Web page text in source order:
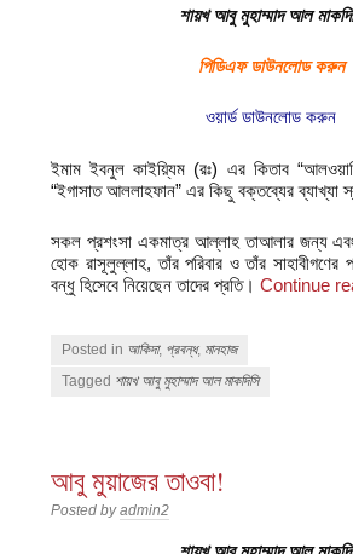
শায়খ আবু মুহাম্মাদ আল
পিডিএফ ডাউনলোড করুন
ওয়ার্ড ডাউনলোড করুন
ইমাম ইবনুল কাইয়্যিম (রঃ) এর কিতাব
“ইগাসাত আললাহফান” এর কিছু বক্তব্যের ব্যাখ্যা
সকল প্রশংসা একমাত্র আল্লাহ তাআলার জন্য এবং
হোক রাসূলুল্লাহ, তাঁর পরিবার ও তাঁর সাহাবীগণের
বন্ধু হিসেবে নিয়েছেন তাদের প্রতি।Continue
Posted in আকিদা, প্রবন্ধ, মানহাজ
Tagged শায়খ আবু মুহাম্মাদ আল মাকদিসি
আবু মুয়াজের তাওবা!
Posted byadmin2